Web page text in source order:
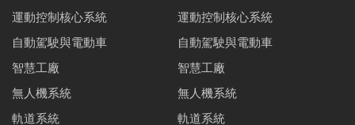
運動控制核心系統
自動駕駛與電動車
智慧工廠
無人機系統
軌道系統
運動控制核心系統
自動駕駛與電動車
智慧工廠
無人機系統
軌道系統